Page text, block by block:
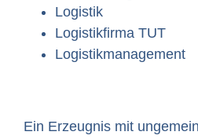
Logistik
Logistikfirma TUT
Logistikmanagement
Ein Erzeugnis mit